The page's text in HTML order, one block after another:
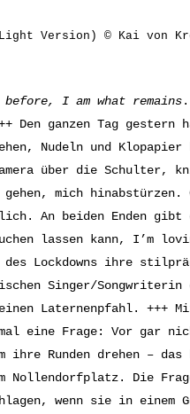
Light Version) © Kai von
I am what remains
Den ganzen Tag
Nudeln und
über die Schulter,
mich hinabstürzen.
An beiden Enden
lassen kann, I’m
Lockdowns ihre
Singer/Songwriterin
Laternenpfahl. +++
eine Frage: Vor gar
Runden drehen – das
Nollendorfplatz. Die
wenn sie in einem